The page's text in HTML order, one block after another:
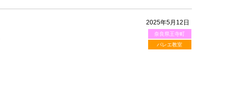
2025年5月12日
奈良県王寺町
バレエ教室